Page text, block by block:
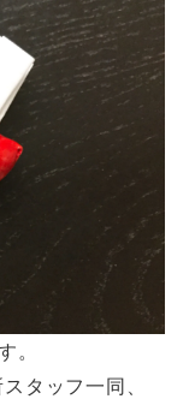
。
タッフ一同、